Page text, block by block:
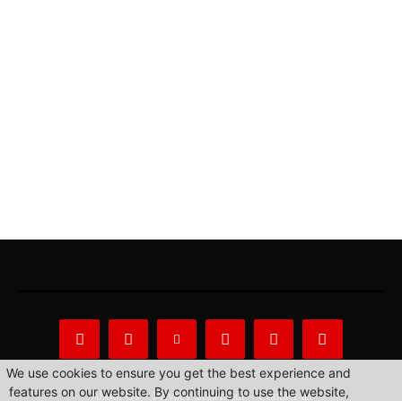
About Us Privacy Statement Contact us
We use cookies to ensure you get the best experience and
features on our website. By continuing to use the website,